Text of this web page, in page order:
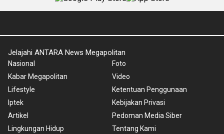
Jelajahi ANTARA News Megapolitan
Nasional
Kabar Megapolitan
Lifestyle
Iptek
Artikel
Lingkungan Hidup
Foto
Video
Ketentuan Penggunaan
Kebijakan Privasi
Pedoman Media Siber
Tentang Kami